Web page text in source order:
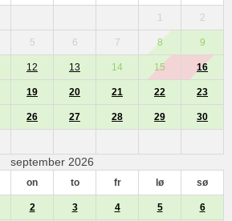
1 2
5 6 7 8 9
12 13 14 15 16
19 20 21 22 23
26 27 28 29 30
september 2026
on to fr lø sø
2 3 4 5 6